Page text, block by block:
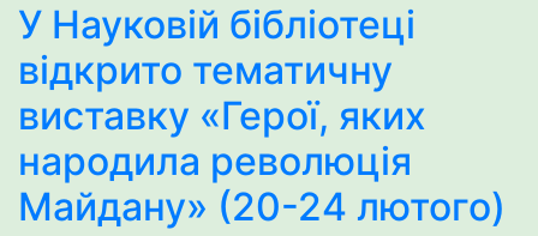
У Науковій бібліотеці
відкрито тематичну
виставку «Герої, яких
народила революція
Майдану» (20-24 лютого)